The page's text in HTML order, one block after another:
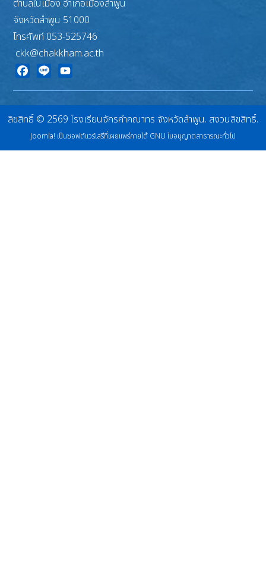
ตำบลในเมือง อำเภอเมืองลำพูน
จังหวัดลำพูน 51000
โทรศัพท์ 053-525746
ckk@chakkham.ac.th
ลิขสิทธิ์ © 2569 โรงเรียนจักรคำคณาทร จังหวัดลำพูน. สงวนลิขสิทธิ์.
Joomla! เป็นซอฟต์แวร์เสรีที่เผยแพร่ภายใต้ GNU ใบอนุญาตสาธารณะทั่วไป